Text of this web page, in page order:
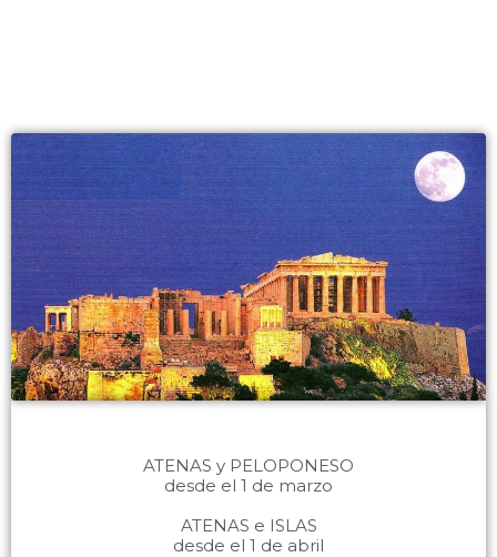
ATENAS y PELOPONESO
desde el 1 de marzo
ATENAS e ISLAS
desde el 1 de abril